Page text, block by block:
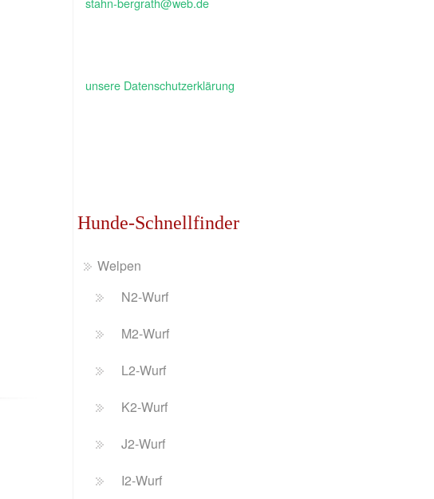
unsere Datenschutzerklärung
Hunde-Schnellfinder
Welpen
N2-Wurf
M2-Wurf
L2-Wurf
K2-Wurf
J2-Wurf
I2-Wurf